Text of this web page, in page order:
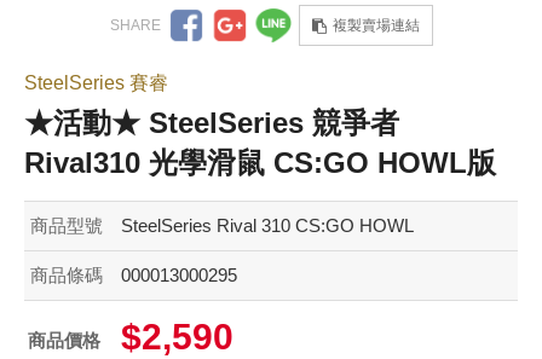
複製賣場連結
SteelSeries 賽睿
★活動★ SteelSeries 競爭者
Rival310 光學滑鼠 CS:GO HOWL版
商品型號 SteelSeries Rival 310 CS:GO HOWL
商品條碼 000013000295
商品價格 $2,590